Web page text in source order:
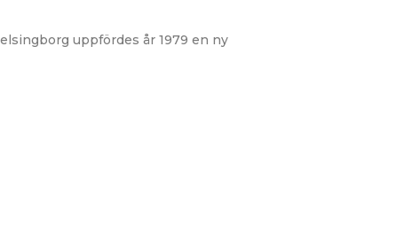
uppfördes år 1979 en ny